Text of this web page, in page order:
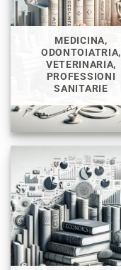
MEDICINA,
ODONTOIATRIA,
VETERINARIA,
PROFESSIONI
SANITARIE